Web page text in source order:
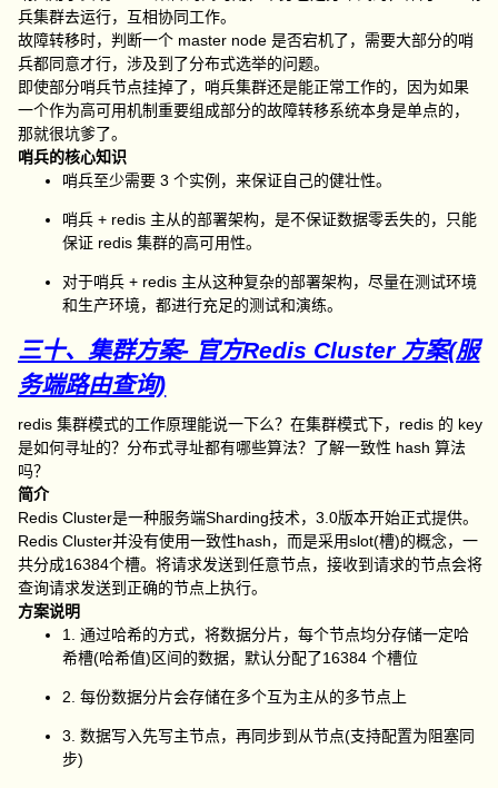
兵集群去运行，互相协同工作。
故障转移时，判断一个 master node 是否宕机了，需要大部分的哨
兵都同意才行，涉及到了分布式选举的问题。
即使部分哨兵节点挂掉了，哨兵集群还是能正常工作的，因为如果
一个作为高可用机制重要组成部分的故障转移系统本身是单点的，
那就很坑爹了。
哨兵的核心知识
哨兵至少需要 3 个实例，来保证自己的健壮性。
哨兵 + redis 主从的部署架构，是不保证数据零丢失的，只能
保证 redis 集群的高可用性。
对于哨兵 + redis 主从这种复杂的部署架构，尽量在测试环境
和生产环境，都进行充足的测试和演练。
三十、集群方案- 官方Redis Cluster 方案(服
务端路由查询)
redis 集群模式的工作原理能说一下么？在集群模式下，redis 的 key
是如何寻址的？分布式寻址都有哪些算法？了解一致性 hash 算法
吗？
简介
Redis Cluster是一种服务端Sharding技术，3.0版本开始正式提供。
Redis Cluster并没有使用一致性hash，而是采用slot(槽)的概念，一
共分成16384个槽。将请求发送到任意节点，接收到请求的节点会将
查询请求发送到正确的节点上执行。
方案说明
1. 通过哈希的方式，将数据分片，每个节点均分存储一定哈
希槽(哈希值)区间的数据，默认分配了16384 个槽位
2. 每份数据分片会存储在多个互为主从的多节点上
3. 数据写入先写主节点，再同步到从节点(支持配置为阻塞同
步)